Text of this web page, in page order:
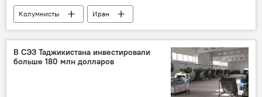
Колумнисты
Иран
агрессия Запада
Израиль
Палестина
Армия и вооружение
В СЭЗ Таджикистана инвестировали
больше 180 млн долларов